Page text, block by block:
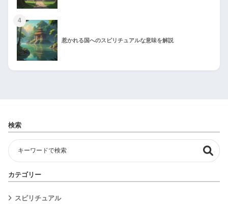
4
惹かれる国へのスピリチュアルな意味を解説
検索
カテゴリー
スピリチュアル